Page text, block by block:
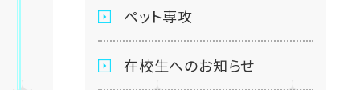
ペット専攻
在校生へのお知らせ